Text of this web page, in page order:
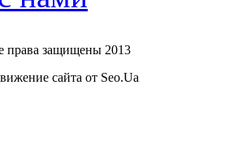
права защищены 2013
сайта от Seo.Ua